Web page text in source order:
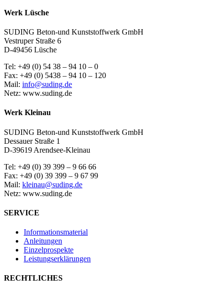
Werk Lüsche
SUDING Beton-und Kunststoffwerk GmbH
Vestruper Straße 6
D-49456 Lüsche
Tel: +49 (0) 54 38 – 94 10 – 0
Fax: +49 (0) 5438 – 94 10 – 120
Mail: info@suding.de
Netz: www.suding.de
Werk Kleinau
SUDING Beton-und Kunststoffwerk GmbH
Dessauer Straße 1
D-39619 Arendsee-Kleinau
Tel: +49 (0) 39 399 – 9 66 66
Fax: +49 (0) 39 399 – 9 67 99
Mail: kleinau@suding.de
Netz: www.suding.de
SERVICE
Informationsmaterial
Anleitungen
Einzelprospekte
Leistungserklärungen
RECHTLICHES